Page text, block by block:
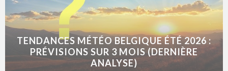
TENDANCES MÉTÉO BELGIQUE ÉTÉ 2026 :
PRÉVISIONS SUR 3 MOIS (DERNIÈRE
ANALYSE)